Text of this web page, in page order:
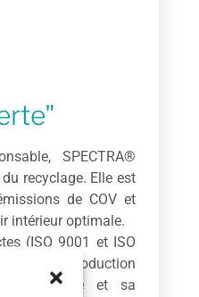
SPECTRA®
recyclage. Elle est
de COV et
intérieur optimale.
(ISO 9001 et ISO
une production
sa durabilité et sa